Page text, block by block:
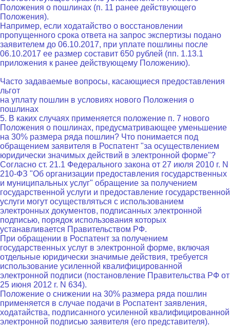
Положения о пошлинах (п. 11 ранее действующего
Положения).
Например, если ходатайство о восстановлении
пропущенного срока ответа на запрос экспертизы подано
заявителем до 06.10.2017, при уплате пошлины после
06.10.2017 ее размер составит 650 рублей (пп. 1.13.1
приложения к ранее действующему Положению).
Часто задаваемые вопросы, касающиеся предоставления
льгот
на уплату пошлин в условиях нового Положения о
пошлинах
5. В каких случаях применяется положение п. 7 нового
Положения о пошлинах, предусматривающее уменьшение
на 30% размера ряда пошлин? Что понимается под
обращением заявителя в Роспатент "за осуществлением
юридически значимых действий в электронной форме"?
Согласно ст. 21.1 Федерального закона от 27 июля 2010 г. N
210-ФЗ "Об организации предоставления государственных
и муниципальных услуг" обращение за получением
государственной услуги и предоставление государственной
услуги могут осуществляться с использованием
электронных документов, подписанных электронной
подписью, порядок использования которых
устанавливается Правительством РФ.
При обращении в Роспатент за получением
государственных услуг в электронной форме, включая
отдельные юридически значимые действия, требуется
использование усиленной квалифицированной
электронной подписи (постановление Правительства РФ от
25 июня 2012 г. N 634).
Положение о снижении на 30% размера ряда пошлин
применяется в случае подачи в Роспатент заявления,
ходатайства, подписанного усиленной квалифицированной
электронной подписью заявителя (его представителя).